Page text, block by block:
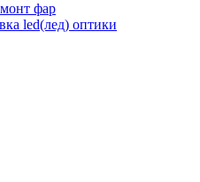
фар
led(лед) оптики